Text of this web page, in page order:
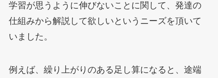
学習が思うように伸びないことに関して、発達の
仕組みから解説して欲しいというニーズを頂いて
いました。
例えば、繰り上がりのある足し算になると、途端